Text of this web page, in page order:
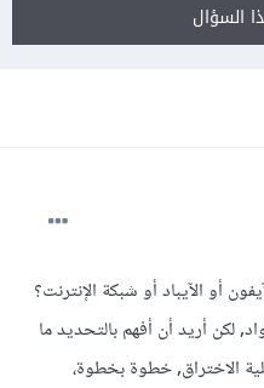
السؤال
أو الآيباد أو شبكة الإنترنت؟
لكن أريد أن أفهم بالتحديد ما
الاختراق, خطوة بخطوة،